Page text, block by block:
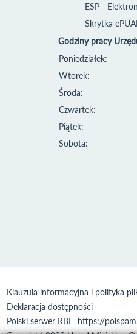
ESP -
Skrytka
Godziny pracy
Poniedziałek:
Wtorek:
Środa:
Czwartek:
Piątek:
Sobota:
Klauzula informacyjna i polityka
Deklaracja dostępności
Polski serwer RBL https://